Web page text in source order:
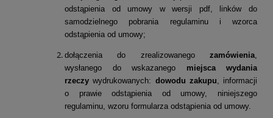
odstąpienia od umowy w wersji pdf, linków do
samodzielnego pobrania regulaminu i wzorca
odstąpienia od umowy;
dołączenia do zrealizowanego zamówienia
wysłanego do wskazanego miejsca wydania
rzeczywydrukowanych: dowodu zakupu , informacji
o prawie odstąpienia od umowy, niniejszego
regulaminu, wzoru formularza odstąpienia od umowy.